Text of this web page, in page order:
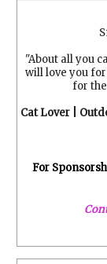
"About all you
will love you
for
Cat Lover |
For